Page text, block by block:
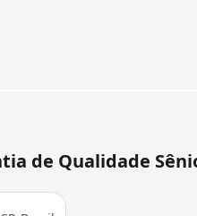
de Qualidade